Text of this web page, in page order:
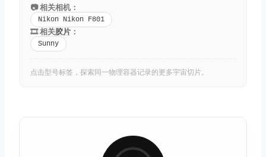
📷 相关相机：
Nikon Nikon F801
🎞️ 相关胶片 ：
Sunny
点击型号标签，探索同一物理容器记录的更多宇宙切片。